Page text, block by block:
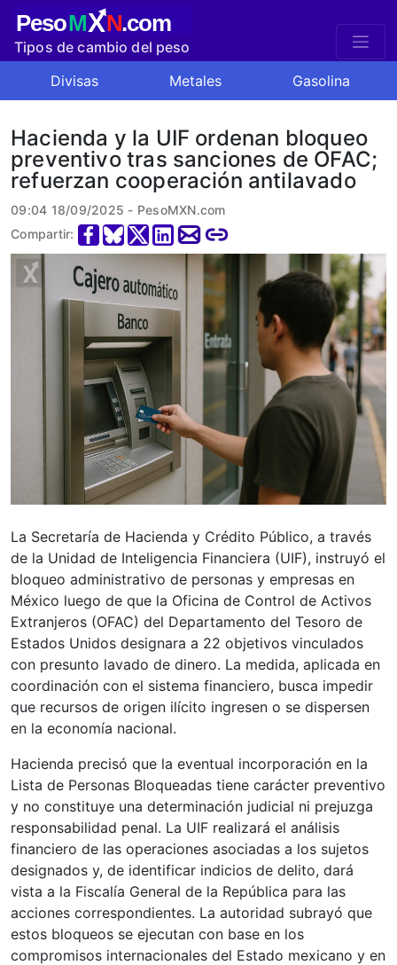
PesoMXN.com
Tipos de cambio del peso
Divisas Metales Gasolina
Hacienda y la UIF ordenan bloqueo
preventivo tras sanciones de OFAC;
refuerzan cooperación antilavado
09:04 18/09/2025 - PesoMXN.com
Compartir:
La Secretaría de Hacienda y Crédito Público, a través
de la Unidad de Inteligencia Financiera (UIF), instruyó el
bloqueo administrativo de personas y empresas en
México luego de que la Oficina de Control de Activos
Extranjeros (OFAC) del Departamento del Tesoro de
Estados Unidos designara a 22 objetivos vinculados
con presunto lavado de dinero. La medida, aplicada en
coordinación con el sistema financiero, busca impedir
que recursos de origen ilícito ingresen o se dispersen
en la economía nacional.
Hacienda precisó que la eventual incorporación en la
Lista de Personas Bloqueadas tiene carácter preventivo
y no constituye una determinación judicial ni prejuzga
responsabilidad penal. La UIF realizará el análisis
financiero de las operaciones asociadas a los sujetos
designados y, de identificar indicios de delito, dará
vista a la Fiscalía General de la República para las
acciones correspondientes. La autoridad subrayó que
estos bloqueos se ejecutan con base en los
compromisos internacionales del Estado mexicano y en